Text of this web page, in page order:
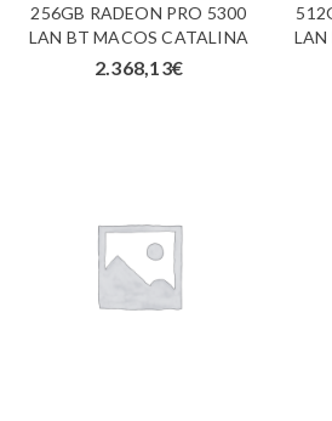
256GB RADEON PRO 5300
LAN BT MACOS CATALINA
2.368,13€
LAN